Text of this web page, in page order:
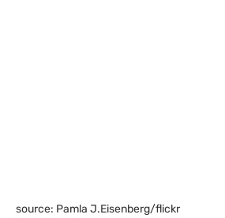
source: Pamla J.Eisenberg/flickr